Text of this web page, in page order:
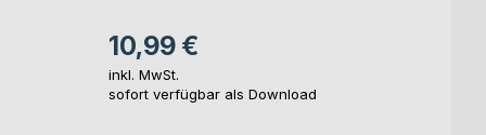
10,99 €
inkl. MwSt.
sofort verfügbar als Download